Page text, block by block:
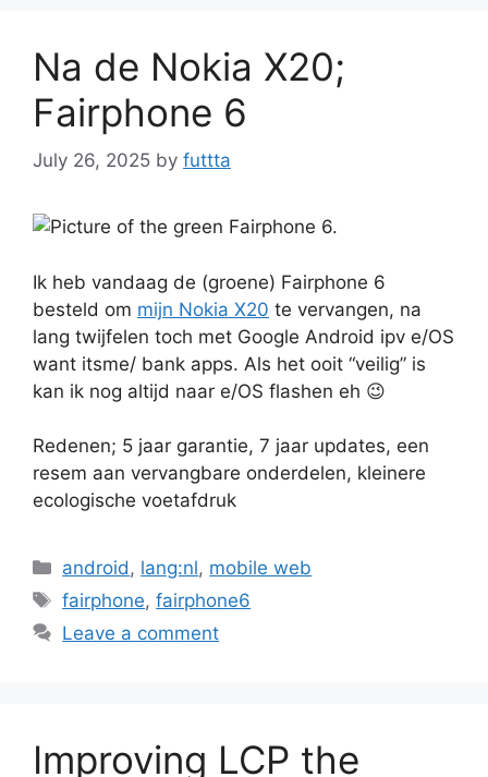
Na de Nokia X20;
Fairphone 6
July 26, 2025 by futtta
Ik heb vandaag de (groene) Fairphone 6
besteld om mijn Nokia X20 te vervangen, na
lang twijfelen toch met Google Android ipv e/OS
want itsme/ bank apps. Als het ooit “veilig” is
kan ik nog altijd naar e/OS flashen eh 😉
Redenen; 5 jaar garantie, 7 jaar updates, een
resem aan vervangbare onderdelen, kleinere
ecologische voetafdruk
Categories
android, lang:nl, mobile web
Tags
fairphone,fairphone6
Leave a comment
Improving LCP the